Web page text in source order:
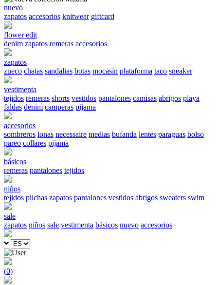
nuevo
zapatos accesorios knitwear giftcard
flower edit
denim zapatos remeras accesorios
zapatos
zueco chatas sandalias botas mocasín plataforma taco sneaker
vestimenta
tejidos remeras shorts vestidos pantalones camisas abrigos playa
faldas denim camperas pijama
accesorios
sombreros lonas necessaire medias bufanda lentes paraguas bolso
pareo collares pijama
básicos
remeras pantalones tejidos
niños
tejidos pilchas zapatos pantalones vestidos abrigos sweaters swim
sale
zapatos niños sale vestimenta básicos nuevo accesorios
(0)